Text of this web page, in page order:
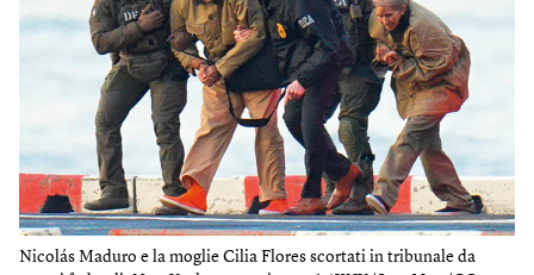
Nicolás Maduro e la moglie Cilia Flores scortati in tribunale da